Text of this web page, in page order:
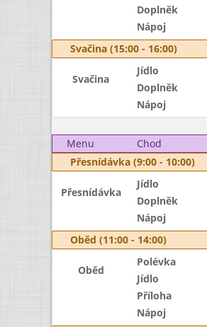
Doplněk
Nápoj
Svačina (15:00 - 16:00)
Svačina
Jídlo
Doplněk
Nápoj
Menu
Chod
Přesnídávka (9:00 - 10:00)
Přesnídávka
Jídlo
Doplněk
Nápoj
Oběd (11:00 - 14:00)
Oběd
Polévka
Jídlo
Příloha
Nápoj